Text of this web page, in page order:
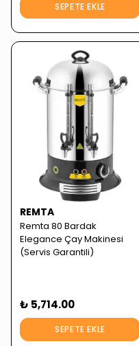
SEPETE EKLE
REMTA
Remta 80 Bardak
Elegance Çay Makinesi
(Servis Garantili)
₺ 5,714.00
SEPETE EKLE